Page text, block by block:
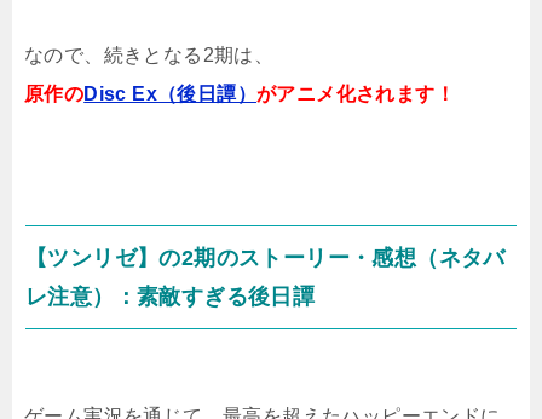
なので、続きとなる2期は、
原作のDisc Ex（後日譚）がアニメ化されます！
【ツンリゼ】の2期のストーリー・感想（ネタバ
レ注意）：素敵すぎる後日譚